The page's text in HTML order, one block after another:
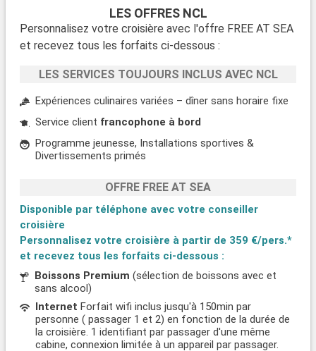
LES OFFRES NCL
Personnalisez votre croisière avec l'offre FREE AT SEA
et recevez tous les forfaits ci-dessous :
LES SERVICES TOUJOURS INCLUS AVEC NCL
Expériences culinaires variées – dîner sans horaire fixe
Service client francophone à bord
Programme jeunesse, Installations sportives &
Divertissements primés
OFFRE FREE AT SEA
Disponible par téléphone avec votre conseiller
croisière
Personnalisez votre croisière à partir de 359 €/pers.*
et recevez tous les forfaits ci-dessous :
Boissons Premium (sélection de boissons avec et
sans alcool)
Internet Forfait wifi inclus jusqu'à 150min par
personne ( passager 1 et 2) en fonction de la durée de
la croisière. 1 identifiant par passager d'une même
cabine, connexion limitée à un appareil par passager.